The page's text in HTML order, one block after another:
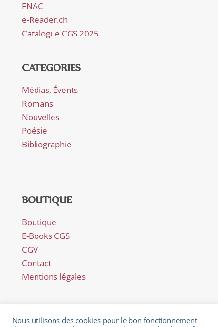
FNAC
e-Reader.ch
Catalogue CGS 2025
CATEGORIES
Médias, Évents
Romans
Nouvelles
Poésie
Bibliographie
BOUTIQUE
Boutique
E-Books CGS
CGV
Contact
Mentions légales
Nous utilisons des cookies pour le bon fonctionnement